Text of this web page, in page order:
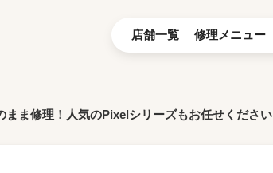
店舗一覧 修理メニュー
まま修理！人気のPixelシリーズもお任せください